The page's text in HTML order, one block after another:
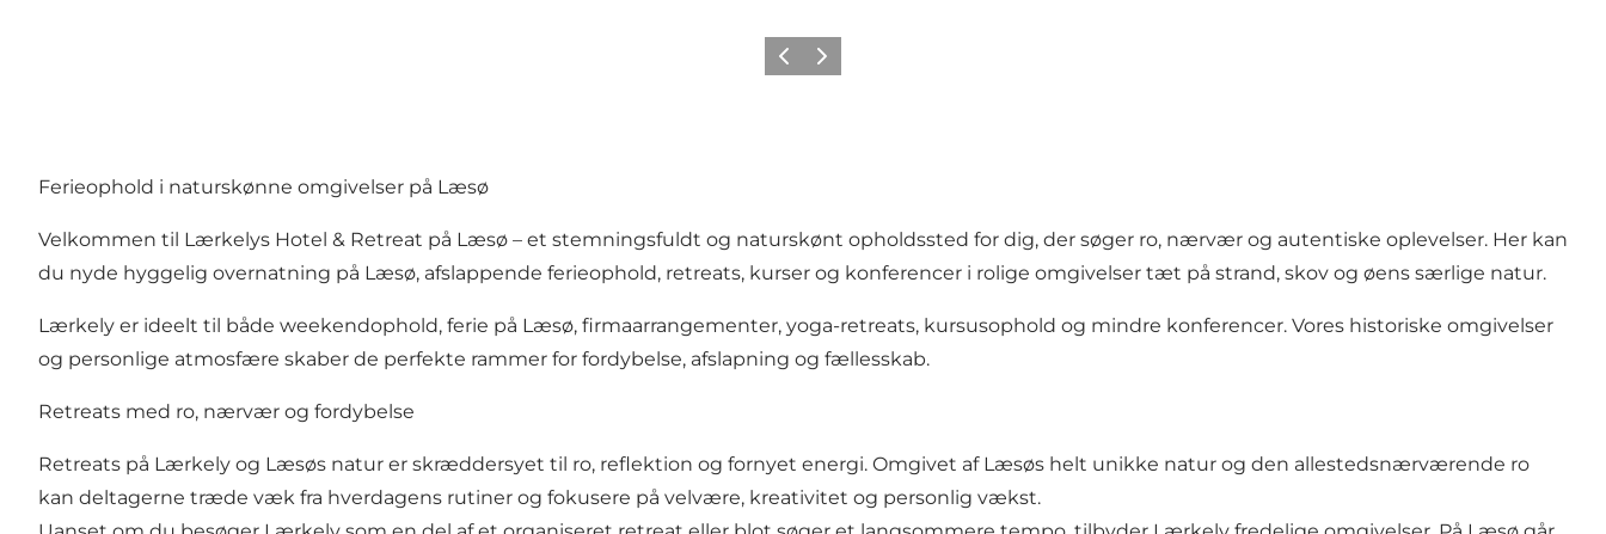
Forrige billede
Næste billede
Ferieophold i naturskønne omgivelser på Læsø
Velkommen til Lærkelys Hotel & Retreat på Læsø – et stemningsfuldt og naturskønt opholdssted for dig, der søger ro, nærvær og autentiske oplevelser. Her kan
du nyde hyggelig overnatning på Læsø, afslappende ferieophold, retreats, kurser og konferencer i rolige omgivelser tæt på strand, skov og øens særlige natur.
Lærkely er ideelt til både weekendophold, ferie på Læsø, firmaarrangementer, yoga-retreats, kursusophold og mindre konferencer. Vores historiske omgivelser
og personlige atmosfære skaber de perfekte rammer for fordybelse, afslapning og fællesskab.
Retreats med ro, nærvær og fordybelse
Retreats på Lærkely og Læsøs natur er skræddersyet til ro, reflektion og fornyet energi. Omgivet af Læsøs helt unikke natur og den allestedsnærværende ro
kan deltagerne træde væk fra hverdagens rutiner og fokusere på velvære, kreativitet og personlig vækst.